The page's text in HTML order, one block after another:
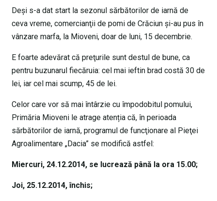
Deși s-a dat start la sezonul sărbătorilor de iarnă de
ceva vreme, comercianţii de pomi de Crăciun şi-au pus în
vânzare marfa, la Mioveni, doar de luni, 15 decembrie.
E foarte adevărat că preţurile sunt destul de bune, ca
pentru buzunarul fiecăruia: cel mai ieftin brad costă 30 de
lei, iar cel mai scump, 45 de lei.
Celor care vor să mai întârzie cu împodobitul pomului,
Primăria Mioveni le atrage atenția că, în perioada
sărbătorilor de iarnă, programul de funcţionare al Pieţei
Agroalimentare „Dacia” se modifică astfel:
Miercuri, 24.12.2014, se lucrează până la ora 15.00;
Joi, 25.12.2014, închis;